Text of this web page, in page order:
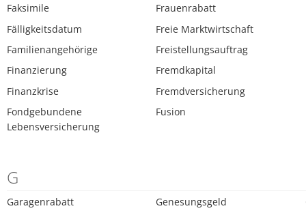
Faksimile
Fälligkeitsdatum
Familienangehörige
Finanzierung
Finanzkrise
Fondgebundene
Lebensversicherung
Frauenrabatt
Freie Marktwirtschaft
Freistellungsauftrag
Fremdkapital
Fremdversicherung
Fusion
G
Garagenrabatt
Genesungsgeld